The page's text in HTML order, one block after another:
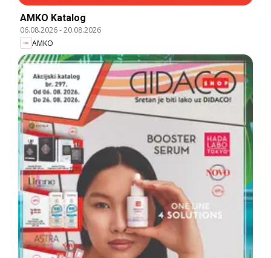
AMKO Katalog
06.08.2026-20.08.2026
AMKO